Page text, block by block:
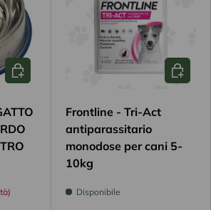
Aggiungi al carrello
Frontline - Tri-Act
antiparassitario
monodose per cani 5-
10kg
Disponibile